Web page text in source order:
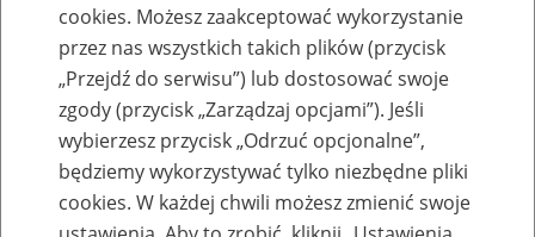
Baza zlikwidowanych lub
przekształconych zakładów pracy
Nazwa zakładu pracy:
cookies. Możesz zaakceptować wykorzystanie
przez nas wszystkich takich plików (przycisk
„Przejdź do serwisu”) lub dostosować swoje
zgody (przycisk „Zarządzaj opcjami”). Jeśli
wybierzesz przycisk „Odrzuć opcjonalne”,
będziemy wykorzystywać tylko niezbędne pliki
cookies. W każdej chwili możesz zmienić swoje